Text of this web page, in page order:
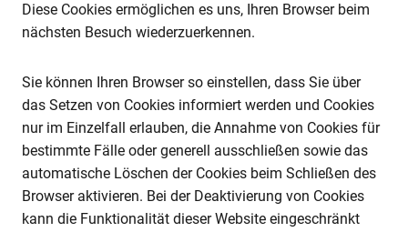
Diese Cookies ermöglichen es uns, Ihren Browser beim
nächsten Besuch wiederzuerkennen.
Sie können Ihren Browser so einstellen, dass Sie über
das Setzen von Cookies informiert werden und Cookies
nur im Einzelfall erlauben, die Annahme von Cookies für
bestimmte Fälle oder generell ausschließen sowie das
automatische Löschen der Cookies beim Schließen des
Browser aktivieren. Bei der Deaktivierung von Cookies
kann die Funktionalität dieser Website eingeschränkt